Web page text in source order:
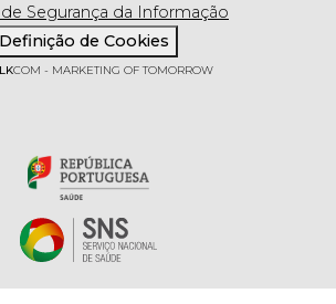
Segurança da Informação
Definição de Cookies
LKCOM - MARKETING OF TOMORROW